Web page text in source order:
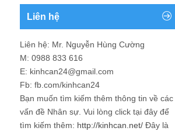
Liên hệ
Liên hệ: Mr. Nguyễn Hùng Cường
M: 0988 833 616
E: kinhcan24@gmail.com
Fb: fb.com/kinhcan24
Bạn muốn tìm kiếm thêm thông tin về các
vấn đề Nhân sự. Vui lòng click tại đây để
tìm kiếm thêm: http://kinhcan.net/ Đây là